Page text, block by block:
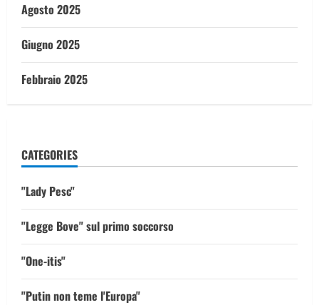
Agosto 2025
Giugno 2025
Febbraio 2025
CATEGORIES
"Lady Pesc"
"Legge Bove" sul primo soccorso
"One-itis"
"Putin non teme l'Europa"